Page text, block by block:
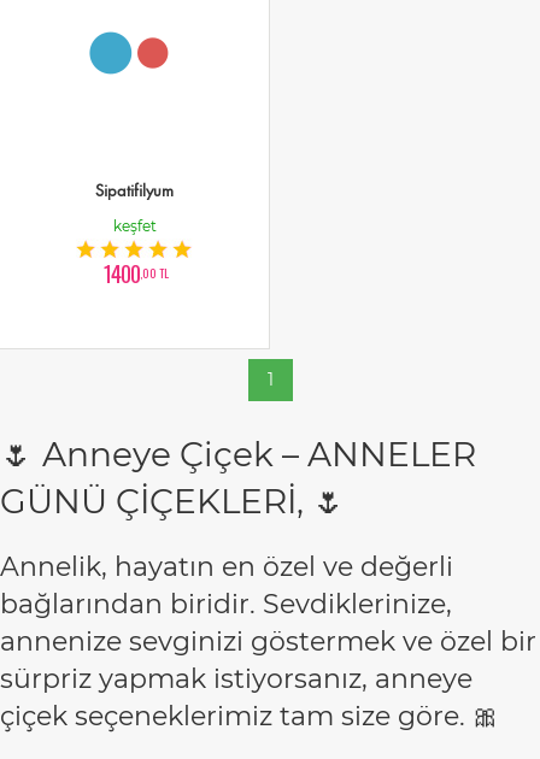
Sipatifilyum
keşfet
1400,00 TL
1
🌷 Anneye Çiçek – ANNELER
GÜNÜ ÇİÇEKLERİ, 🌷
Annelik, hayatın en özel ve değerli
bağlarından biridir. Sevdiklerinize,
annenize sevginizi göstermek ve özel bir
sürpriz yapmak istiyorsanız, anneye
çiçek seçeneklerimiz tam size göre. 🎀